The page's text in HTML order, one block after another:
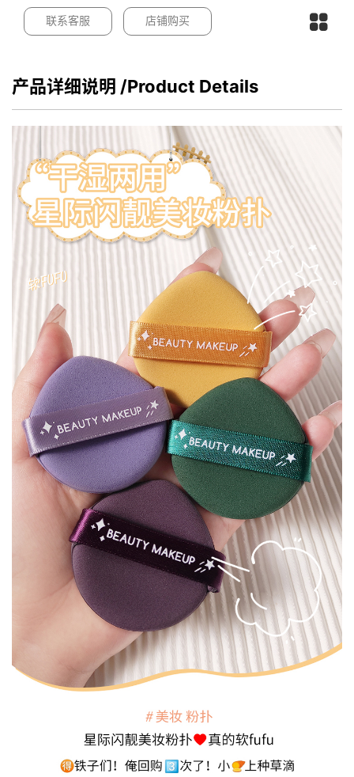
联系客服 店铺购买
产品详细说明 /Product Details